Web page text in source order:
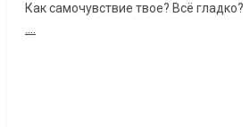
Как самочувствие твое? Всё гладко?